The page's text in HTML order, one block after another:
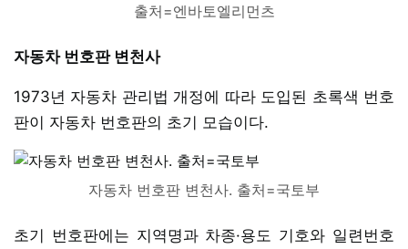
출처=엔바토엘리먼츠
자동차 번호판 변천사
1973년 자동차 관리법 개정에 따라 도입된 초록색 번호
판이 자동차 번호판의 초기 모습이다.
자동차 번호판 변천사. 출처=국토부
초기 번호판에는 지역명과 차종·용도 기호와 일련번호